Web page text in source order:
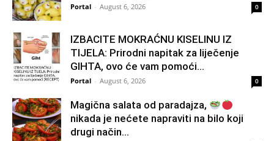
Portal - August 6, 2026 0
IZBACITE MOKRAĆNU KISELINU IZ
TIJELA: Prirodni napitak za liječenje
GIHTA, ovo će vam pomoći...
Portal - August 6, 2026 0
Magična salata od paradajza,
nikada je nećete napraviti na bilo koji
drugi način…